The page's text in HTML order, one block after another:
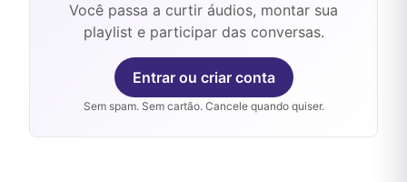
Você passa a curtir áudios, montar sua
playlist e participar das conversas.
Entrar ou criar conta
Sem spam. Sem cartão. Cancele quando quiser.